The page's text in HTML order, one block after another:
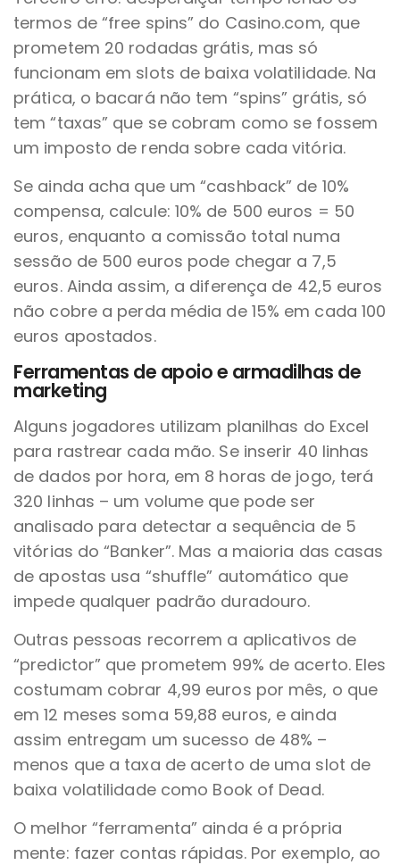
termos de “free spins” do Casino.com, que
prometem 20 rodadas grátis, mas só
funcionam em slots de baixa volatilidade. Na
prática, o bacará não tem “spins” grátis, só
tem “taxas” que se cobram como se fossem
um imposto de renda sobre cada vitória.
Se ainda acha que um “cashback” de 10%
compensa, calcule: 10% de 500 euros = 50
euros, enquanto a comissão total numa
sessão de 500 euros pode chegar a 7,5
euros. Ainda assim, a diferença de 42,5 euros
não cobre a perda média de 15% em cada 100
euros apostados.
Ferramentas de apoio e armadilhas de
marketing
Alguns jogadores utilizam planilhas do Excel
para rastrear cada mão. Se inserir 40 linhas
de dados por hora, em 8 horas de jogo, terá
320 linhas – um volume que pode ser
analisado para detectar a sequência de 5
vitórias do “Banker”. Mas a maioria das casas
de apostas usa “shuffle” automático que
impede qualquer padrão duradouro.
Outras pessoas recorrem a aplicativos de
“predictor” que prometem 99% de acerto. Eles
costumam cobrar 4,99 euros por mês, o que
em 12 meses soma 59,88 euros, e ainda
assim entregam um sucesso de 48% –
menos que a taxa de acerto de uma slot de
baixa volatilidade como Book of Dead.
O melhor “ferramenta” ainda é a própria
mente: fazer contas rápidas. Por exemplo, ao